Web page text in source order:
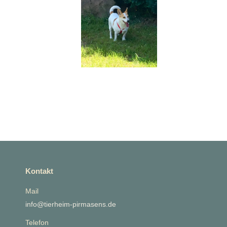
Kontakt
Mail
info@tierheim-pirmasens.de
Telefon